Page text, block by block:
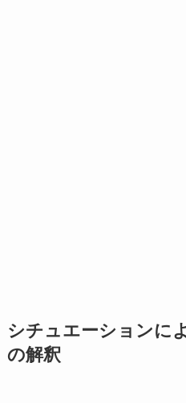
シチュエーションに
の解釈